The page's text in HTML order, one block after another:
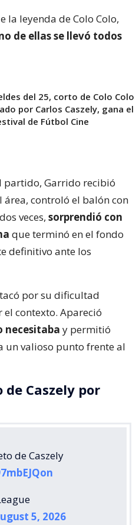
la leyenda de Colo Colo,
de ellas se llevó todos
del 25, corto de Colo Colo
por Carlos Caszely, gana el
de Fútbol Cine
partido, Garrido recibió
controló el balón con
veces, sorprendió con
que terminó en el fondo
definitivo ante los
por su dificultad
contexto. Apareció
necesitaba y permitió
un valioso punto frente al
de Caszely por
de Caszely
5, 2026